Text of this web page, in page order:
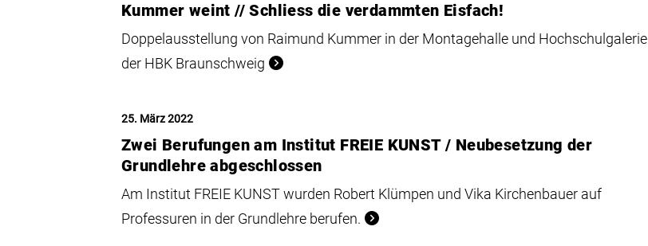
Kummer weint // Schliess die verdammten Eisfach!
Doppelausstellung von Raimund Kummer in der Montagehalle und Hochschulgalerie
der HBK Braunschweig
25. März 2022
Zwei Berufungen am Institut FREIE KUNST / Neubesetzung der
Grundlehre abgeschlossen
Am Institut FREIE KUNST wurden Robert Klümpen und Vika Kirchenbauer auf
Professuren in der Grundlehre berufen.